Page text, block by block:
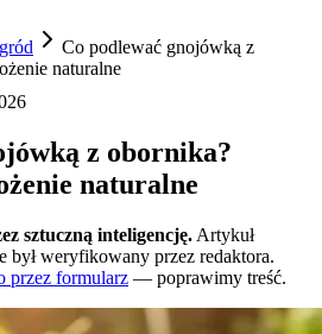
Co podlewać gnojówką z
naturalne
z obornika?
naturalne
sztuczną inteligencję. Artykuł
był weryfikowany przez redaktora.
przez formularz — poprawimy treść.